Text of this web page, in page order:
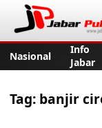
Nasional
Info
Jabar
Tag: banjir